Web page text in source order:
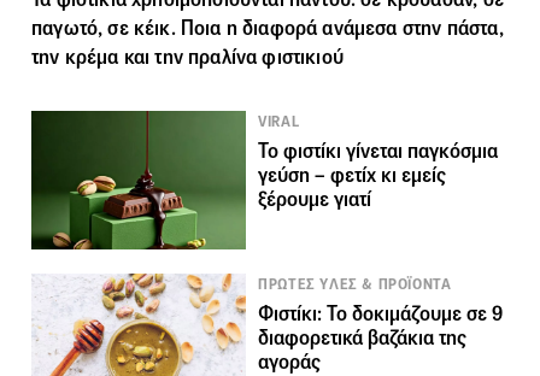
παγωτό, σε κέικ. Ποια η διαφορά ανάμεσα στην πάστα,
την κρέμα και την πραλίνα φιστικιού
VIRAL
Το φιστίκι γίνεται παγκόσμια
γεύση – φετίχ κι εμείς
ξέρουμε γιατί
ΠΡΩΤΕΣ ΥΛΕΣ & ΠΡΟΪΟΝΤΑ
Φιστίκι: Το δοκιμάζουμε σε 9
διαφορετικά βαζάκια της
αγοράς